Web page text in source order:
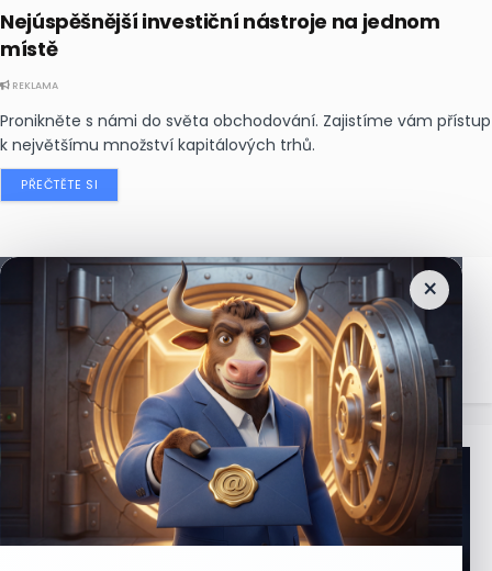
Nejúspěšnější investiční nástroje na jednom
místě
REKLAMA
Pronikněte s námi do světa obchodování. Zajistíme vám přístup
k největšímu množství kapitálových trhů.
PŘEČTĚTE SI
×
Nejčtenějšízprávy